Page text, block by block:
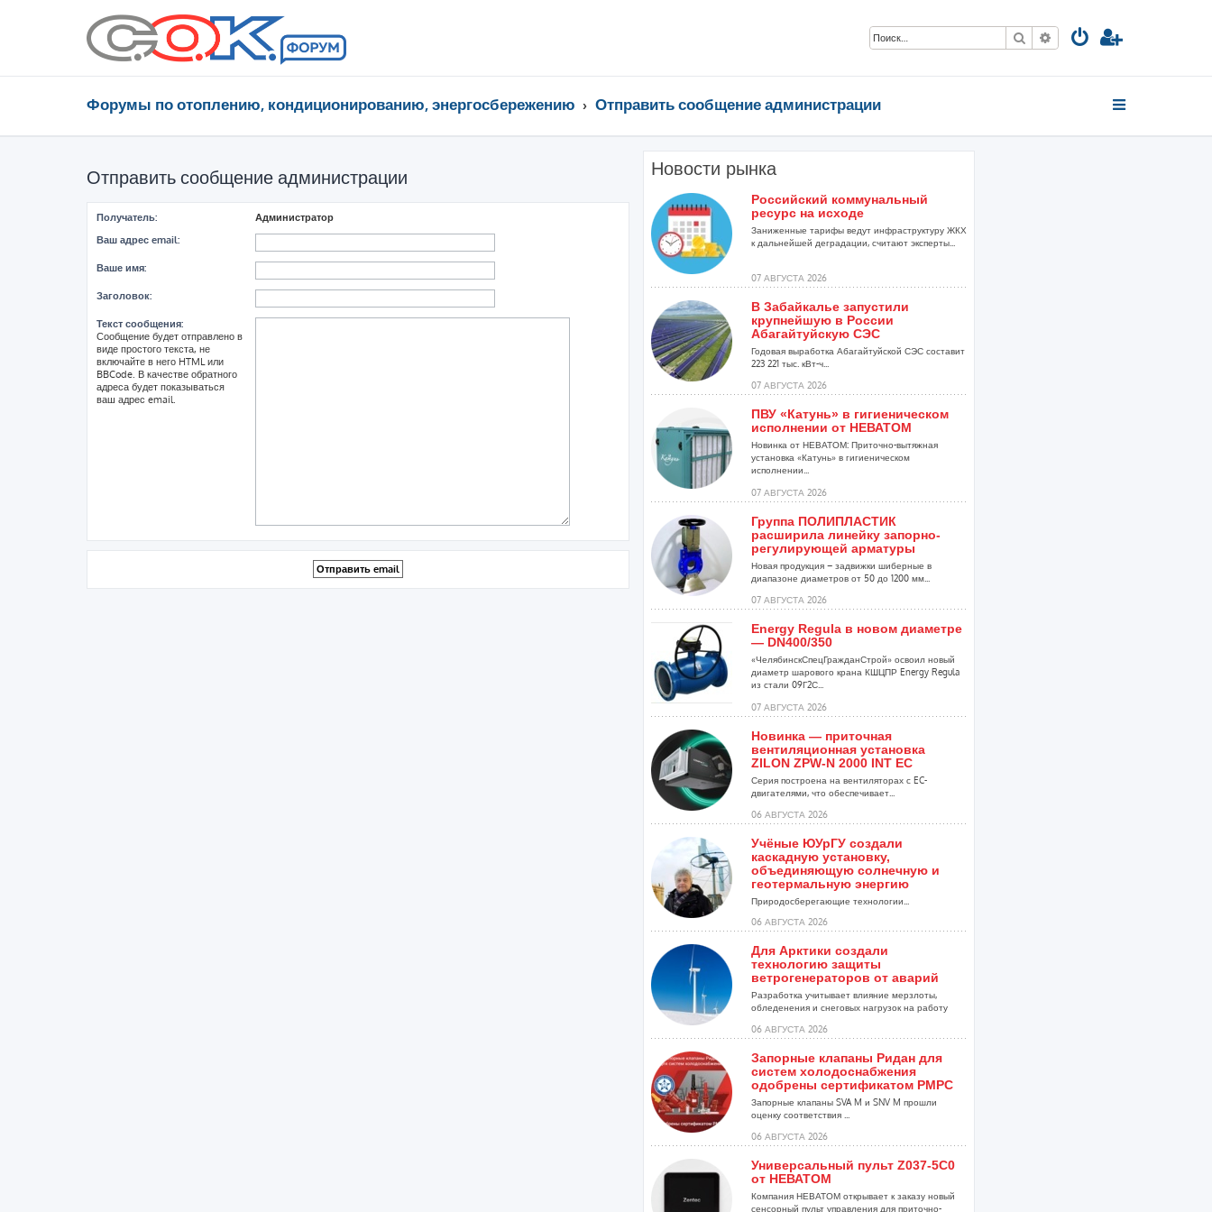
Поиск Расширенный поиск
Форумы по отоплению, кондиционированию, энергосбережению Отправить сообщение администрации
Отправить сообщение администрации
Получатель:
Администратор
Ваш адрес email:
Ваше имя:
Заголовок:
Текст сообщения:
Сообщение будет отправлено в
виде простого текста, не
включайте в него HTML или
BBCode. В качестве обратного
адреса будет показываться
ваш адрес email.
Новости рынка
Российский коммунальный
ресурс на исходе
Заниженные тарифы ведут инфраструктуру ЖКХ
к дальнейшей деградации, считают эксперты...
07 АВГУСТА 2026
В Забайкалье запустили
крупнейшую в России
Абагайтуйскую СЭС
Годовая выработка Абагайтуйской СЭС составит
223 221 тыс. кВт-ч...
07 АВГУСТА 2026
ПВУ «Катунь» в гигиеническом
исполнении от НЕВАТОМ
Новинка от НЕВАТОМ: Приточно-вытяжная
установка «Катунь» в гигиеническом
исполнении...
07 АВГУСТА 2026
Группа ПОЛИПЛАСТИК
расширила линейку запорно-
регулирующей арматуры
Новая продукция – задвижки шиберные в
диапазоне диаметров от 50 до 1200 мм...
07 АВГУСТА 2026
Energy Regula в новом диаметре
— DN400/350
«ЧелябинскСпецГражданСтрой» освоил новый
диаметр шарового крана КШЦПР Energy Regula
из стали 09Г2С...
07 АВГУСТА 2026
Новинка — приточная
вентиляционная установка
ZILON ZPW-N 2000 INT EC
Серия построена на вентиляторах с EC-
двигателями, что обеспечивает...
06 АВГУСТА 2026
Учёные ЮУрГУ создали
каскадную установку,
объединяющую солнечную и
геотермальную энергию
Природосберегающие технологии...
06 АВГУСТА 2026
Для Арктики создали
технологию защиты
ветрогенераторов от аварий
Разработка учитывает влияние мерзлоты,
обледенения и снеговых нагрузок на работу
06 АВГУСТА 2026
Запорные клапаны Ридан для
систем холодоснабжения
одобрены сертификатом РМРС
Запорные клапаны SVA M и SNV M прошли
оценку соответствия ...
06 АВГУСТА 2026
Универсальный пульт Z037-5C0
от НЕВАТОМ
Компания НЕВАТОМ открывает к заказу новый
сенсорный пульт управления для приточно-